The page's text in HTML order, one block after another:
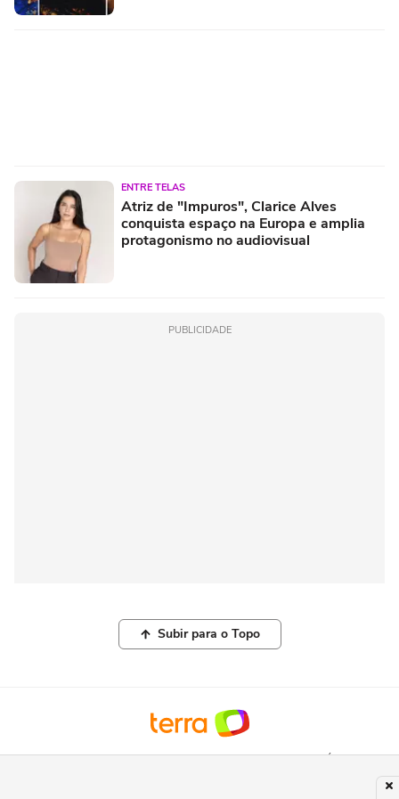
ENTRE TELAS
Atriz de "Impuros", Clarice Alves
conquista espaço na Europa e amplia
protagonismo no audiovisual
PUBLICIDADE
Subir para o Topo
© COPYRIGHT 2026, TERRA NETWORKS BRASIL LTDA |POLÍTICA DE